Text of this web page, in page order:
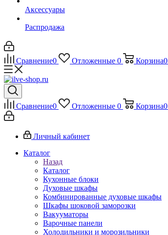
Аксессуары
Распродажа
Сравнение0 Отложенные 0 Корзина0
Сравнение0 Отложенные 0 Корзина0
Личный кабинет
Каталог
Назад
Каталог
Кухонные блоки
Духовые шкафы
Комбинированные духовые шкафы
Шкафы шоковой заморозки
Вакууматоры
Варочные панели
Холодильники и морозильники